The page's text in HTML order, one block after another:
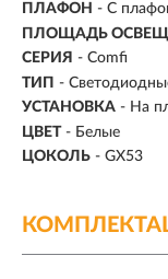
ПЛАФОН - С
ПЛОЩАДЬ
СЕРИЯ - Comfi
ТИП -
УСТАНОВКА - На
ЦВЕТ - Белые
ЦОКОЛЬ - GX53